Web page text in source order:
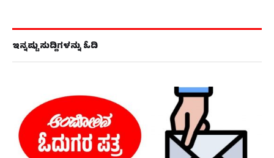
ಇನ್ನಷ್ಟು ಸುದ್ದಿಗಳನ್ನು ಓದಿ